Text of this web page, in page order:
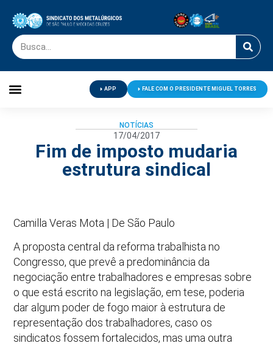
APP FALE COM O PRESIDENTE MIGUEL TORRES
NOTÍCIAS
17/04/2017
Fim de imposto mudaria
estrutura sindical
Camilla Veras Mota | De São Paulo
A proposta central da reforma trabalhista no
Congresso, que prevê a predominância da
negociação entre trabalhadores e empresas sobre
o que está escrito na legislação, em tese, poderia
dar algum poder de fogo maior à estrutura de
representação dos trabalhadores, caso os
sindicatos fossem fortalecidos, mas uma outra